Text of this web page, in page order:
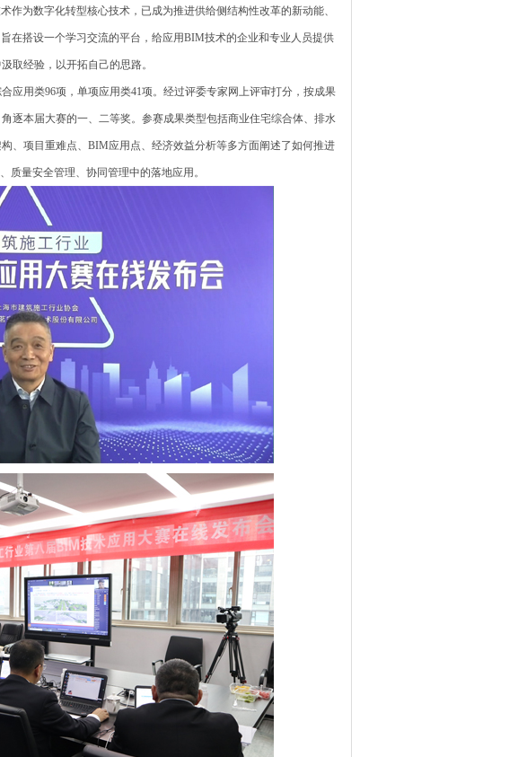
为数字化转型核心技术，已成为推进供给侧结构性改革的新动能、
在搭设一个学习交流的平台，给应用BIM技术的企业和专业人员提供
取经验，以开拓自己的思路。
用类96项，单项应用类41项。经过评委专家网上评审打分，按成果
逐本届大赛的一、二等奖。参赛成果类型包括商业住宅综合体、排水
、项目重难点、BIM应用点、经济效益分析等多方面阐述了如何推进
量安全管理、协同管理中的落地应用。